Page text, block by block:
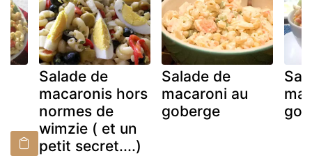
Salade de
macaronis hors
normes de
wimzie ( et un
petit secret....)
Salade de
macaroni au
goberge